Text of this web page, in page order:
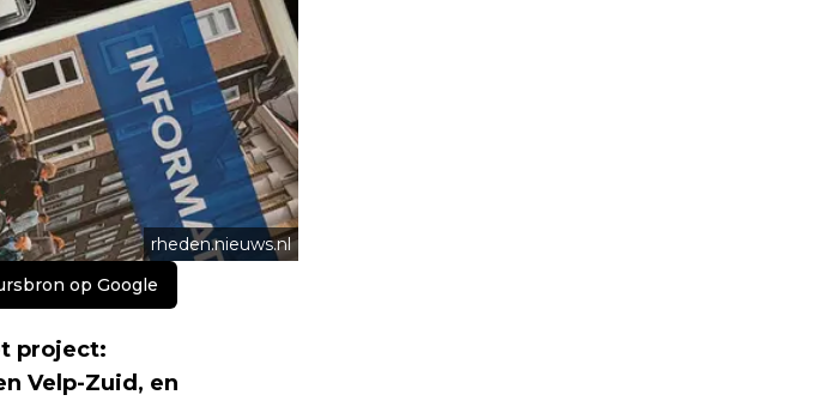
rheden.nieuws.nl
op Google
project:
Velp-Zuid, en